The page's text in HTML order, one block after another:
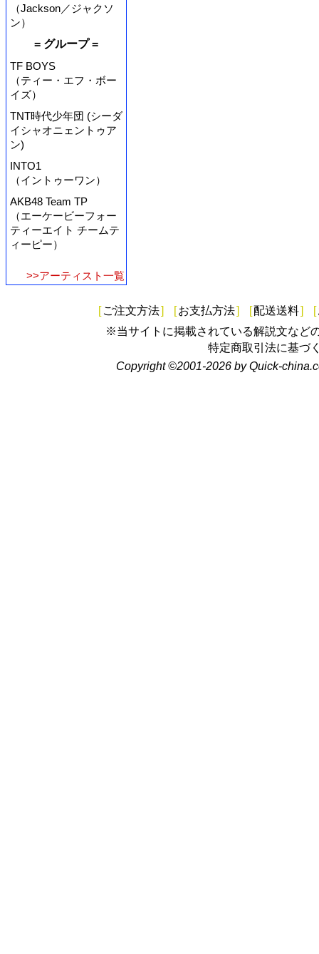
（Jackson／ジャクソ
ン）
= グループ =
TF BOYS
（ティー・エフ・ボー
イズ）
TNT時代少年団 (シーダ
イシャオニェントゥア
ン)
INTO1
（イントゥーワン）
AKB48 Team TP
（エーケービーフォー
ティーエイト チームテ
ィーピー）
>>アーティスト一覧
[ ご注文方法] [お支払方法] [配送送料] [
※当サイトに掲載されている解説文など
特定商取引法に基づ
Copyright ©2001-2026 by Quick-